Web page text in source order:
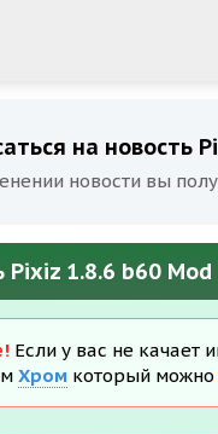
на новость
новости вы
Pixiz 1.8.6 b60
Если у вас не качает
Хром который можно